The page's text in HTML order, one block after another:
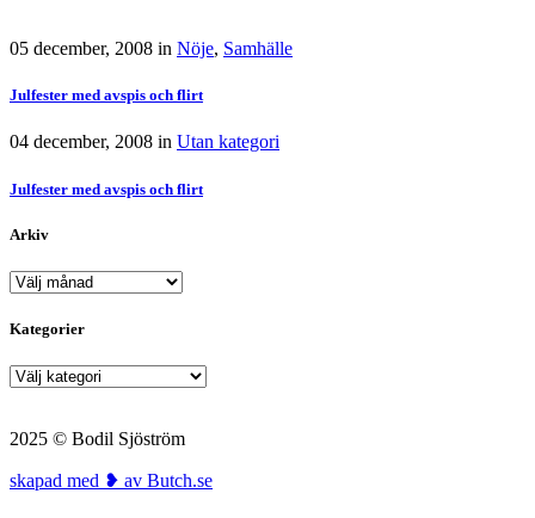
05 december, 2008 in Nöje, Samhälle
Julfester med avspis och flirt
04 december, 2008 in Utan kategori
Julfester med avspis och flirt
Arkiv
Arkiv
Kategorier
Kategorier
2025 © Bodil Sjöström
skapad med ❥ av Butch.se